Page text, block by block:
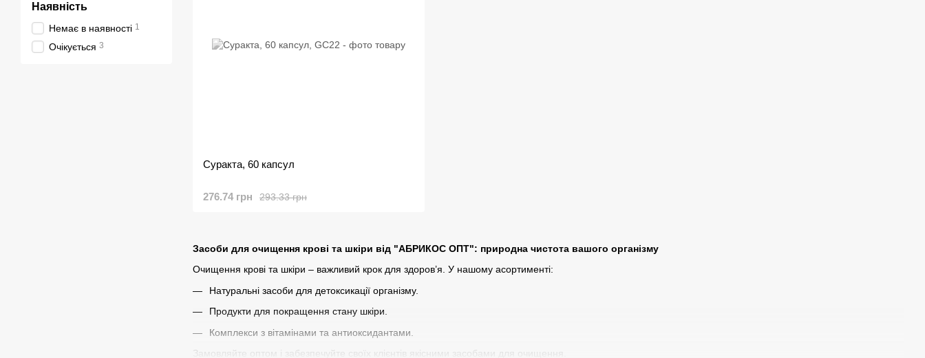
Засоби для очищення крові та шкіри від "АБРИКОС ОПТ": природна чистота вашого організму
Очищення крові та шкіри – важливий крок для здоров’я. У нашому асортименті:
Натуральні засоби для детоксикації організму.
Продукти для покращення стану шкіри.
Комплекси з вітамінами та антиоксидантами.
Замовляйте оптом і забезпечуйте своїх клієнтів якісними засобами для очищення.
Суракта, 60 капсул
293.33 грн
276.74 грн
Наявність
Немає в наявності 1
Очікується 3